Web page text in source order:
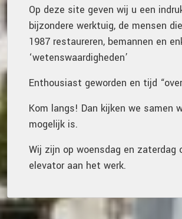
Op deze site geven wij u een
bijzondere werktuig, de mensen
1987 restaureren, bemannen en
‘wetenswaardigheden’
Enthousiast geworden en tijd
Kom langs! Dan kijken we samen
mogelijk is.
Wij zijn op woensdag en zaterdag
elevator aan het werk.